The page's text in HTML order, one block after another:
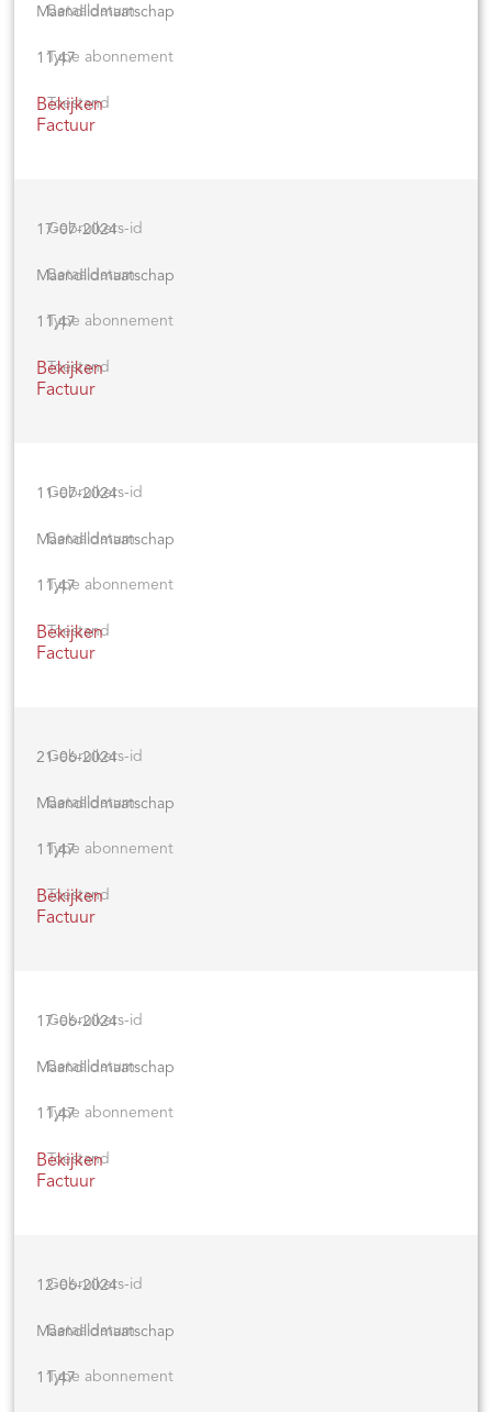
Maandlidmaatschap
11,47
Bekijken
Factuur
17-07-2024
Maandlidmaatschap
11,47
Bekijken
Factuur
11-07-2024
Maandlidmaatschap
11,47
Bekijken
Factuur
21-06-2024
Maandlidmaatschap
11,47
Bekijken
Factuur
17-06-2024
Maandlidmaatschap
11,47
Bekijken
Factuur
12-06-2024
Maandlidmaatschap
11,47